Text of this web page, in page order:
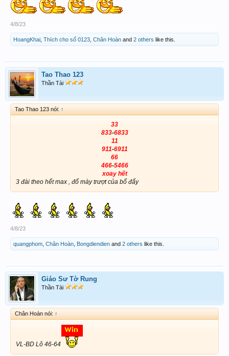
4/8/23
HoangKhai Thích cho số 0123 Chân Hoàn and 2 others like this.
Tao Thao 123
Thần Tài
Tao Thao 123 nói: ↑
33
833-6833
11
911-6911
66
466-5466
xoay hết
3 đài theo hết max , đố mày trượt của bố đấy
4/8/23
quangphom Chân Hoàn Bongdiendien and 2 others like this.
Giáo Sư Tờ Rung
Thần Tài
Chân Hoàn nói: ↑
VL-BD Lô 46-64